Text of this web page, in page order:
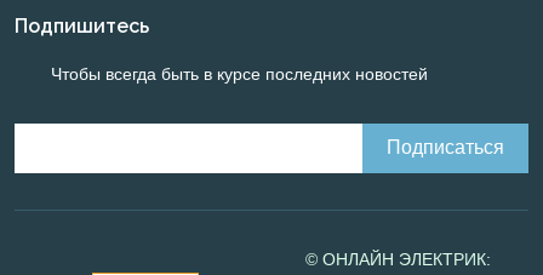
Подпишитесь
Чтобы всегда быть в курсе последних новостей
© ОНЛАЙН ЭЛЕКТРИК: